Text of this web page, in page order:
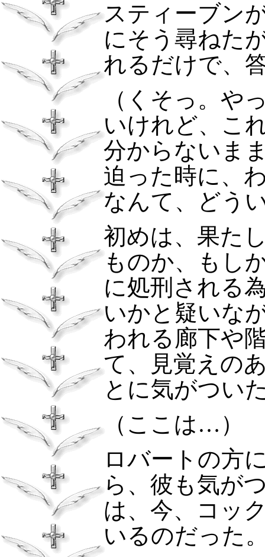
スティーブン
にそう尋ねた
れるだけで、
（くそっ。や
いけれど、こ
分からないま
迫った時に、
なんて、どう
初めは、果た
ものか、もし
に処刑される
いかと疑いな
われる廊下や
て、見覚えの
とに気がつい
（ここは…）
ロバートの方
ら、彼も気が
は、今、コッ
いるのだった